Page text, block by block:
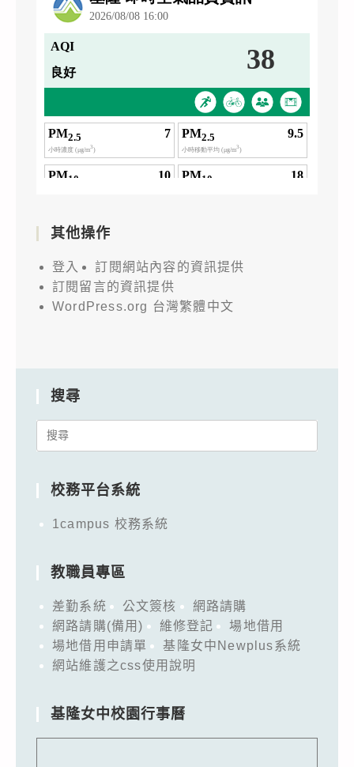
其他操作
登入
訂閱網站內容的資訊提供
訂閱留言的資訊提供
WordPress.org 台灣繁體中文
搜尋
Search
校務平台系統
1campus 校務系統
教職員專區
差勤系統 公文簽核
網路請購
網路請購(備用)
維修登記
場地借用
場地借用申請單
基隆女中Newplus系統
網站維護之css使用說明
基隆女中校園行事曆